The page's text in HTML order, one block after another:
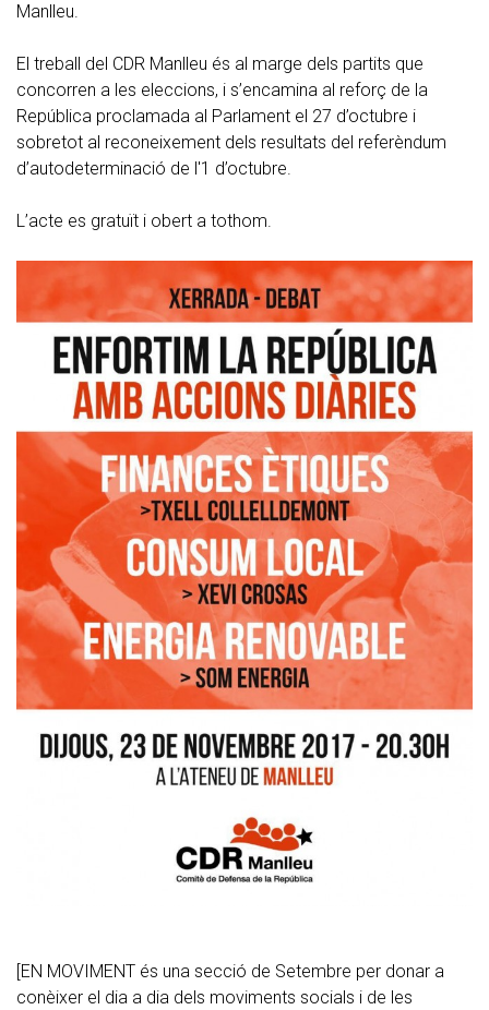
Manlleu.
El treball del CDR Manlleu és al marge dels partits que
concorren a les eleccions, i s’encamina al reforç de la
República proclamada al Parlament el 27 d’octubre i
sobretot al reconeixement dels resultats del referèndum
d’autodeterminació de l'1 d’octubre.
L’acte es gratuït i obert a tothom.
[EN MOVIMENT és una secció de Setembre per donar a
conèixer el dia a dia dels moviments socials i de les